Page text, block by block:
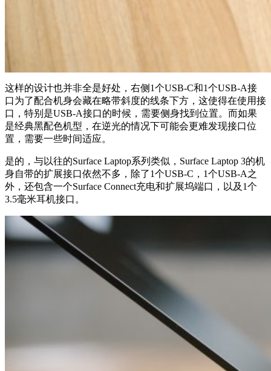
这样的设计也并非全是好处，右侧1个USB-C和1个USB-A接
口为了配合机身会藏在略带斜度的线条下方，这使得在使用接
口，特别是USB-A接口的时候，需要侧身找到位置。而如果
是经典黑配色机型，在逆光的情况下可能会更难发现接口位
置，需要一些时间适应。
是的，与以往的Surface Laptop系列类似，Surface Laptop 3的机
身自带的扩展接口依然不多，除了1个USB-C，1个USB-A之
外，还包含一个Surface Connect充电和扩展坞端口，以及1个
3.5毫米耳机接口。